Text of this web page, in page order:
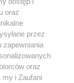
sposób (w
polu
w
użycie lub
prawa,
kary i może być
oraz
przez
zapewniania
oraz
my i Zaufani